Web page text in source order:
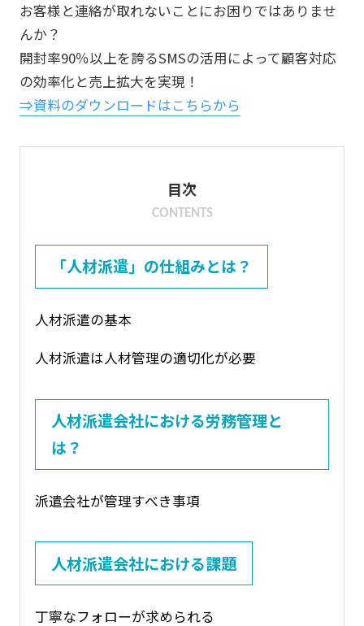
お客様と連絡が取れないことにお困りではありませ
んか？
開封率90％以上を誇るSMSの活用によって顧客対応
の効率化と売上拡大を実現！
⇒資料のダウンロードはこちらから
目次
CONTENTS
「人材派遣」の仕組みとは？
人材派遣の基本
人材派遣は人材管理の適切化が必要
人材派遣会社における労務管理と
は？
派遣会社が管理すべき事項
人材派遣会社における課題
丁寧なフォローが求められる